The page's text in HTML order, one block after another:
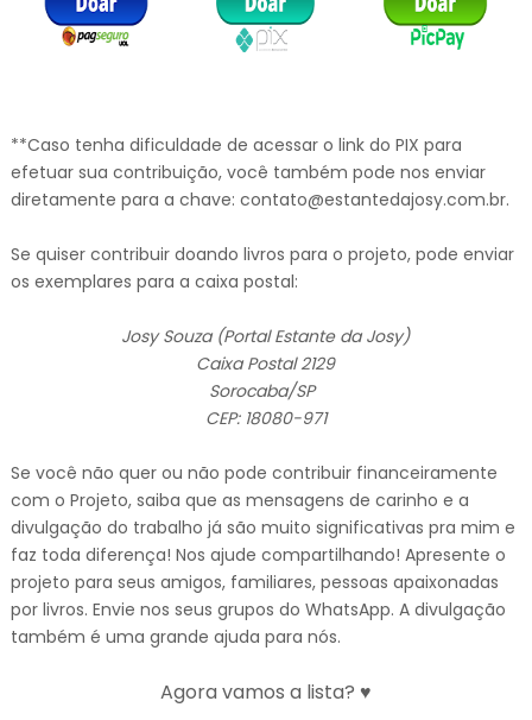
**Caso tenha dificuldade de acessar o link do PIX para
efetuar sua contribuição, você também pode nos enviar
diretamente para a chave: contato@estantedajosy.com.br.
Se quiser contribuir doando livros para o projeto, pode enviar
os exemplares para a caixa postal:
Josy Souza (Portal Estante da Josy)
Caixa Postal 2129
Sorocaba/SP
CEP: 18080-971
Se você não quer ou não pode contribuir financeiramente
com o Projeto, saiba que as mensagens de carinho e a
divulgação do trabalho já são muito significativas pra mim e
faz toda diferença! Nos ajude compartilhando! Apresente o
projeto para seus amigos, familiares, pessoas apaixonadas
por livros. Envie nos seus grupos do WhatsApp. A divulgação
também é uma grande ajuda para nós.
Agora vamos a lista? ♥